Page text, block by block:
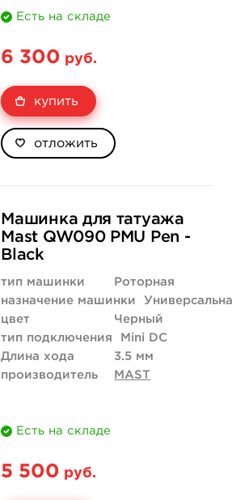
Есть на складе
6 300 руб.
купить
отложить
Машинка для татуажа
Mast QW090 PMU Pen -
Black
тип машинки
Роторная
назначение машинки
цвет
Черный
тип подключения
Mini DC
Длина хода
3.5 мм
производитель
MAST
Есть на складе
5 500 руб.